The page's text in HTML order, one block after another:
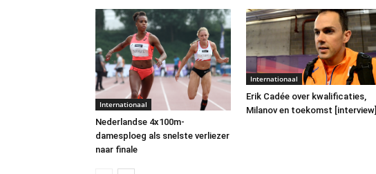
Internationaal
Nederlandse 4x100m-
damesploeg als snelste verliezer
naar finale
Internationaal
Erik Cadée over kwalificaties,
Milanov en toekomst [interview]